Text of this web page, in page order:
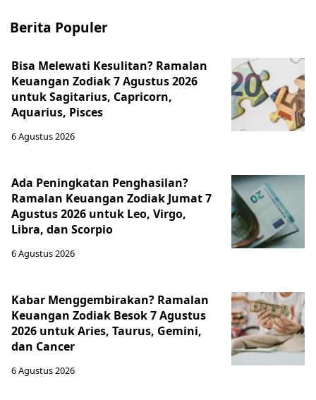
Berita Populer
Bisa Melewati Kesulitan? Ramalan
Keuangan Zodiak 7 Agustus 2026
untuk Sagitarius, Capricorn,
Aquarius, Pisces
6 Agustus 2026
Ada Peningkatan Penghasilan?
Ramalan Keuangan Zodiak Jumat 7
Agustus 2026 untuk Leo, Virgo,
Libra, dan Scorpio
6 Agustus 2026
Kabar Menggembirakan? Ramalan
Keuangan Zodiak Besok 7 Agustus
2026 untuk Aries, Taurus, Gemini,
dan Cancer
6 Agustus 2026